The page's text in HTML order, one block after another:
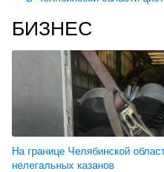
БИЗНЕС
На границе Челябинской
нелегальных казанов